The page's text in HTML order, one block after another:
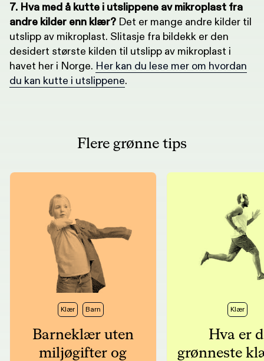
7. Hva med å kutte i utslippene av mikroplast fra
andre kilder enn klær? Det er mange andre kilder til
utslipp av mikroplast. Slitasje fra bildekk er den
desidert største kilden til utslipp av mikroplast i
havet her i Norge. Her kan du lese mer om hvordan
du kan kutte i utslippene.
Flere grønne tips
Klær Barn
Barneklær uten
miljøgifter og
Klær
Hva er
grønneste